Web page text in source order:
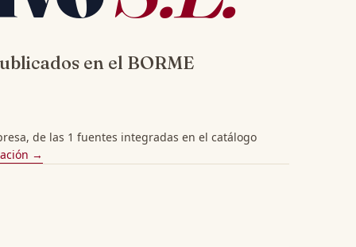
en el BORME
de las 1 fuentes integradas en el catálogo
→